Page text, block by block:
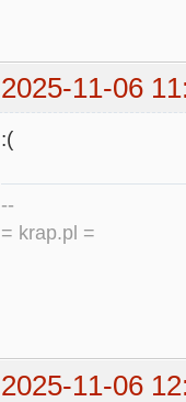
2025-11-06
:(
--
= krap.pl =
2025-11-06